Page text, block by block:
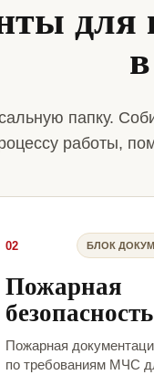
для
папку.
работы,
02 БЛОК
Пожарная
безопасность
Пожарная
по требованиям МЧС